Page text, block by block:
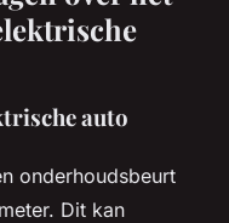
auto
onderhoudsbeurt
Dit kan